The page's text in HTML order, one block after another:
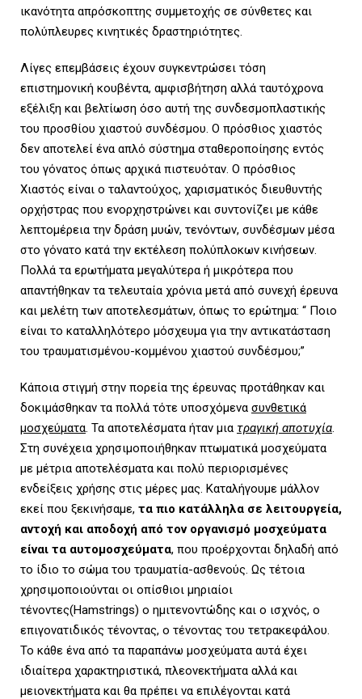
ικανότητα απρόσκοπτης συμμετοχής σε σύνθετες και
πολύπλευρες κινητικές δραστηριότητες.
Λίγες επεμβάσεις έχουν συγκεντρώσει τόση
επιστημονική κουβέντα, αμφισβήτηση αλλά ταυτόχρονα
εξέλιξη και βελτίωση όσο αυτή της συνδεσμοπλαστικής
του προσθίου χιαστού συνδέσμου. Ο πρόσθιος χιαστός
δεν αποτελεί ένα απλό σύστημα σταθεροποίησης εντός
του γόνατος όπως αρχικά πιστευόταν. Ο πρόσθιος
Χιαστός είναι ο ταλαντούχος, χαρισματικός διευθυντής
ορχήστρας που ενορχηστρώνει και συντονίζει με κάθε
λεπτομέρεια την δράση μυών, τενόντων, συνδέσμων μέσα
στο γόνατο κατά την εκτέλεση πολύπλοκων κινήσεων.
Πολλά τα ερωτήματα μεγαλύτερα ή μικρότερα που
απαντήθηκαν τα τελευταία χρόνια μετά από συνεχή έρευνα
και μελέτη των αποτελεσμάτων, όπως το ερώτημα: “ Ποιο
είναι το καταλληλότερο μόσχευμα για την αντικατάσταση
του τραυματισμένου-κομμένου χιαστού συνδέσμου;”
Κάποια στιγμή στην πορεία της έρευνας προτάθηκαν και
δοκιμάσθηκαν τα πολλά τότε υποσχόμενα συνθετικά
μοσχεύματα . Τα αποτελέσματα ήταν μια τραγική αποτυχία
Στη συνέχεια χρησιμοποιήθηκαν πτωματικά μοσχεύματα
με μέτρια αποτελέσματα και πολύ περιορισμένες
ενδείξεις χρήσης στις μέρες μας. Καταλήγουμε μάλλον
εκεί που ξεκινήσαμε, τα πιο κατάλληλα σε λειτουργεία,
αντοχή και αποδοχή από τον οργανισμό μοσχεύματα
είναι τα αυτομοσχεύματα, που προέρχονται δηλαδή από
το ίδιο το σώμα του τραυματία-ασθενούς. Ως τέτοια
χρησιμοποιούνται οι οπίσθιοι μηριαίοι
τένοντες(Hamstrings) ο ημιτενοντώδης και ο ισχνός, ο
επιγονατιδικός τένοντας, ο τένοντας του τετρακεφάλου.
Το κάθε ένα από τα παραπάνω μοσχεύματα αυτά έχει
ιδιαίτερα χαρακτηριστικά, πλεονεκτήματα αλλά και
μειονεκτήματα και θα πρέπει να επιλέγονται κατά